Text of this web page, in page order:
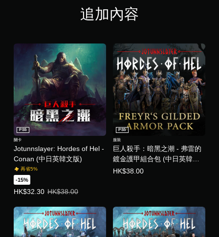
追加內容
Jotunnslayer: Hordes of Hel -
Conan (中日英韓文版)
PS5
關卡
再省5%
-15%
HK$32.30
優惠價HK$32.30。原價HK$38.00。
HK$38.00
巨人殺手：暗黑之潮 - 弗雷的
鍍金護甲組合包 (中日英韓文
版)
PS5
服裝
HK$38.00
動
/
觸
覺
回
的
情
況
下
，
遊
玩
遊
須
開
啟